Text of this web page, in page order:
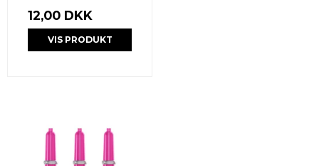
12,00 DKK
VIS PRODUKT